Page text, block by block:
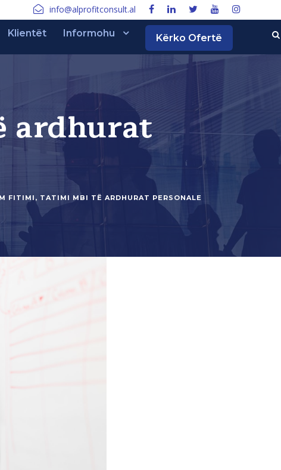
info@alprofitconsult.al
Klientët Informohu Kërko Ofertë
ardhurat
FITIMI, TATIMI MBI TË ARDHURAT PERSONALE